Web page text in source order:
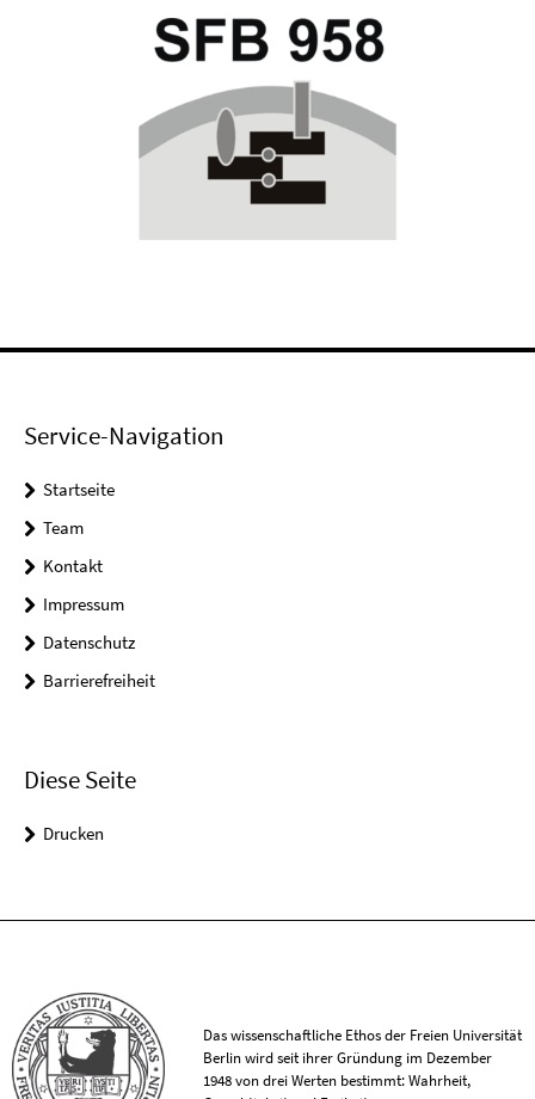
Service-Navigation
Startseite
Team
Kontakt
Impressum
Datenschutz
Barrierefreiheit
Diese Seite
Drucken
Das wissenschaftliche Ethos der Freien Universität
Berlin wird seit ihrer Gründung im Dezember
1948 von drei Werten bestimmt: Wahrheit,